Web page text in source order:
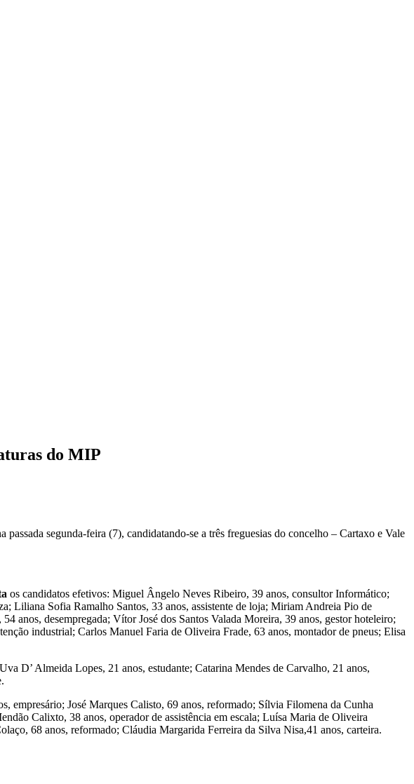
do MIP
segunda-feira (7), candidatando-se a três freguesias do concelho – Cartaxo e Vale
os candidatos efetivos: Miguel Ângelo Neves Ribeiro, 39 anos, consultor Informático;
Liliana Sofia Ramalho Santos, 33 anos, assistente de loja; Miriam Andreia Pio de
anos, desempregada; Vítor José dos Santos Valada Moreira, 39 anos, gestor hoteleiro;
industrial; Carlos Manuel Faria de Oliveira Frade, 63 anos, montador de pneus; Elisa
D’ Almeida Lopes, 21 anos, estudante; Catarina Mendes de Carvalho, 21 anos,
empresário; José Marques Calisto, 69 anos, reformado; Sílvia Filomena da Cunha
Calixto, 38 anos, operador de assistência em escala; Luísa Maria de Oliveira
68 anos, reformado; Cláudia Margarida Ferreira da Silva Nisa,41 anos, carteira.